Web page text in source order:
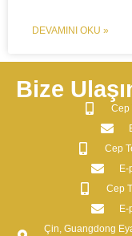
DEVAMINI OKU »
Bize
​Cep
​Cep
​E-
​Cep
​E-
Çin, Guangdong